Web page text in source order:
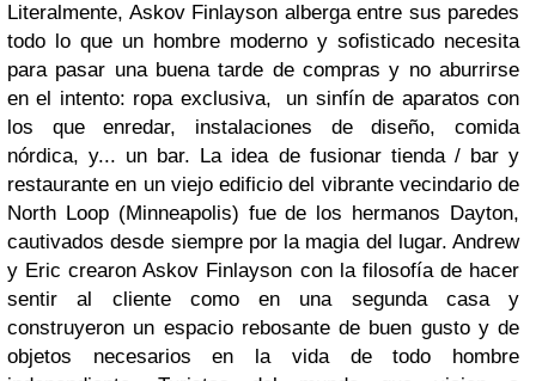
Literalmente, Askov Finlayson alberga entre sus paredes
todo lo que un hombre moderno y sofisticado necesita
para pasar una buena tarde de compras y no aburrirse
en el intento: ropa exclusiva, un sinfín de aparatos con
los que enredar, instalaciones de diseño, comida
nórdica, y... un bar. La idea de fusionar tienda / bar y
restaurante en un viejo edificio del vibrante vecindario de
North Loop (Minneapolis) fue de los hermanos Dayton,
cautivados desde siempre por la magia del lugar. Andrew
y Eric crearon Askov Finlayson con la filosofía de hacer
sentir al cliente como en una segunda casa y
construyeron un espacio rebosante de buen gusto y de
objetos necesarios en la vida de todo hombre